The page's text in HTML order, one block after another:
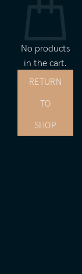
No products
in the cart.
RETURN
TO
SHOP